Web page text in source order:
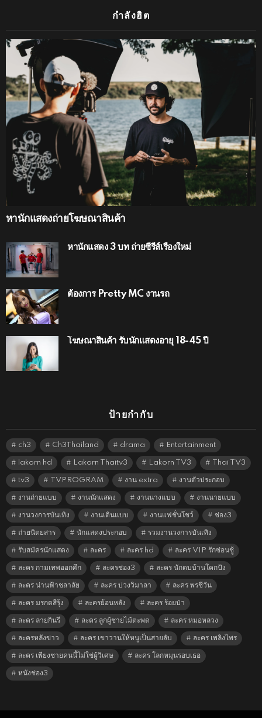
กำลังฮิต
หานักแสดงถ่ายโฆษณาสินค้า
หานักแสดง 3 บท ถ่ายซีรีส์เรื่องใหม่
ต้องการ Pretty MC งานรถ
โฆษณาสินค้า รับนักแสดงอายุ 18-45 ปี
ป้ายกำกับ
ch3 Ch3Thailand drama Entertainment
lakorn hd Lakorn Thaitv3 Lakorn TV3 Thai TV3
tv3 TVPROGRAM งาน extra งานตัวประกอบ
งานถ่ายแบบ งานนักแสดง งานนางแบบ งานนายแบบ
งานวงการบันเทิง งานเดินแบบ งานแฟชั่นโชว์ ช่อง3
ถ่ายนิตยสาร นักแสดงประกอบ รวมงานวงการบันเทิง
รับสมัครนักแสดง ละคร ละคร hd ละคร VIP รักซ่อนชู้
ละคร กามเทพออกศึก ละครช่อง3 ละคร นักตบบ้านโคกปัง
ละคร น่านฟ้าชลาลัย ละคร บ่วงวิมาลา ละคร พรชีวัน
ละคร มรกตสีรุ้ง ละครย้อนหลัง ละคร ร้อยป่า
ละคร ลายกินรี ละคร ลูกผู้ชายไม้ตะพด ละคร หมอหลวง
ละครหลังข่าว ละคร เขาวานให้หนูเป็นสายลับ ละคร เพลิงไพร
ละคร เพียงชายคนนี้ไม่ใช่ผู้วิเศษ ละคร โลกหมุนรอบเธอ
หนังช่อง3